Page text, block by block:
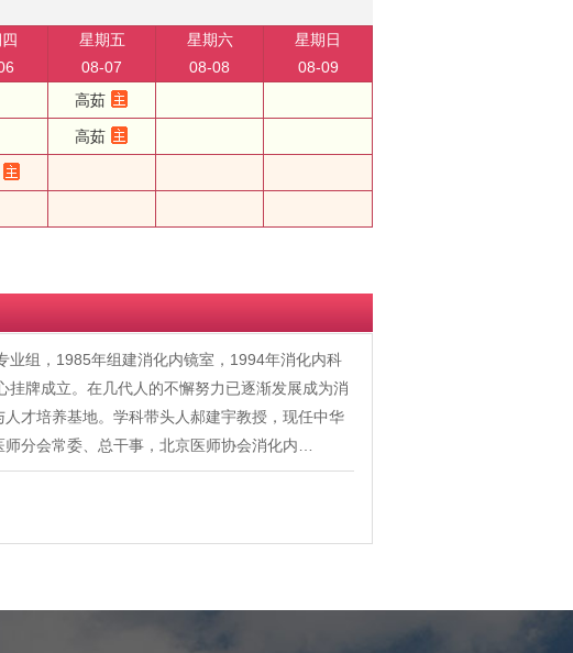
星期五
08-07
星期六
08-08
星期日
08-09
高茹
高茹
组，1985年组建消化内镜室，1994年消化内科
牌成立。在几代人的不懈努力已逐渐发展成为消
才培养基地。学科带头人郝建宇教授，现任中华
分会常委、总干事，北京医师协会消化内…